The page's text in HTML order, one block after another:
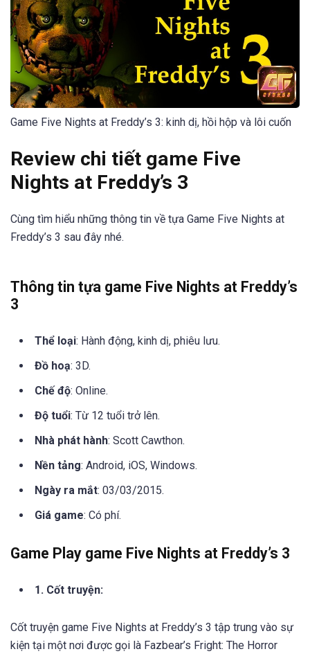
Game Five Nights at Freddy’s 3: kinh dị, hồi hộp và lôi cuốn
Review chi tiết game Five
Nights at Freddy’s 3
Cùng tìm hiểu những thông tin về tựa Game Five Nights at
Freddy’s 3 sau đây nhé.
Thông tin tựa game Five Nights at Freddy’s
3
Thể loại: Hành động, kinh dị, phiêu lưu.
Đồ hoạ: 3D.
Chế độ: Online.
Độ tuổi: Từ 12 tuổi trở lên.
Nhà phát hành: Scott Cawthon.
Nền tảng: Android, iOS, Windows.
Ngày ra mắt: 03/03/2015.
Giá game: Có phí.
Game Play game Five Nights at Freddy’s 3
1. Cốt truyện:
Cốt truyện game Five Nights at Freddy’s 3 tập trung vào sự
kiện tại một nơi được gọi là Fazbear’s Fright: The Horror